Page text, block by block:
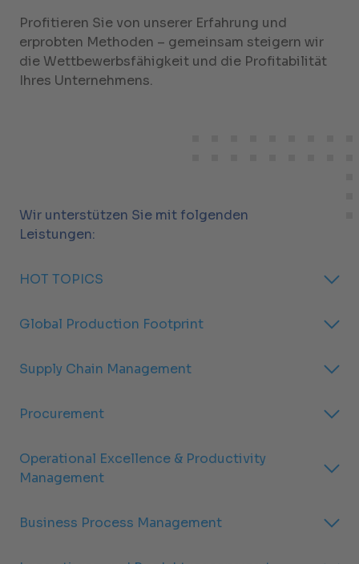
Profitieren Sie von unserer Erfahrung und
erprobten Methoden – gemeinsam steigern wir
die Wettbewerbsfähigkeit und die Profitabilität
Ihres Unternehmens.
Wir unterstützen Sie mit folgenden
Leistungen:
HOT TOPICS
Global Production Footprint
Supply Chain Management
Procurement
Operational Excellence & Productivity
Management
Business Process Management